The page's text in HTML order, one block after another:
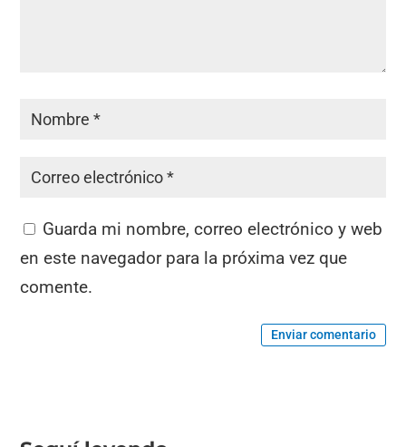
Guarda mi nombre, correo electrónico y web
en este navegador para la próxima vez que
comente.
Enviar comentario